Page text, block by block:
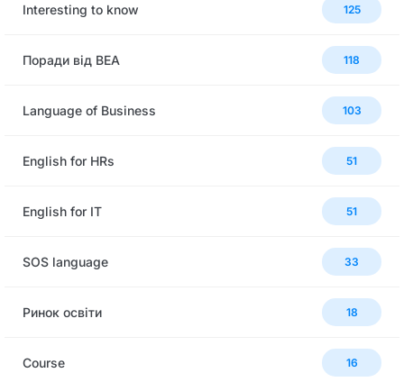
Interesting to know 125
Поради від BEA 118
Language of Business 103
English for HRs 51
English for IT 51
SOS language 33
Ринок освіти 18
Сourse 16